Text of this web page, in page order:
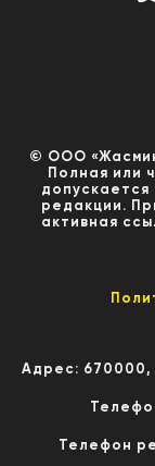
© ООО
Полная или
редакции.
активная
Адрес: 670000,
Телефон